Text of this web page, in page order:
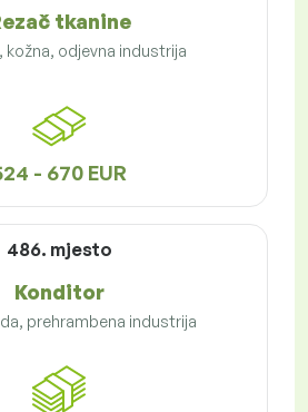
tkanine
kožna, odjevna industrija
- 670 EUR
486. mjesto
Konditor
prehrambena industrija